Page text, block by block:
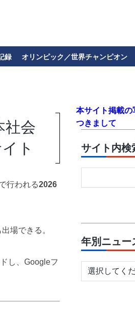
録 オリンピック／世界チャンピオン
社会
ト
行われる2026
場できる。
し、Googleフ
本サイト掲載の
つきまして
サイト内検
年別ニュー